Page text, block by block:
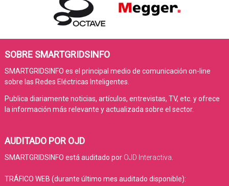
SOBRE SMARTGRIDSINFO
SMARTGRIDSINFO es el principal medio de comunicación on-line
sobre las Redes Eléctricas Inteligentes.
Publica diariamente noticias, artículos, entrevistas, TV, etc. y ofrece
la información más relevante y actualizada sobre el sector.
AUDITADO POR OJD
SMARTGRIDSINFO está auditado por OJD Interactiva
TRÁFICO WEB (durante último mes auditado disponible):